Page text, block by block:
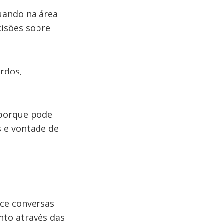
na área
sobre
pode
vontade de
conversas
através das